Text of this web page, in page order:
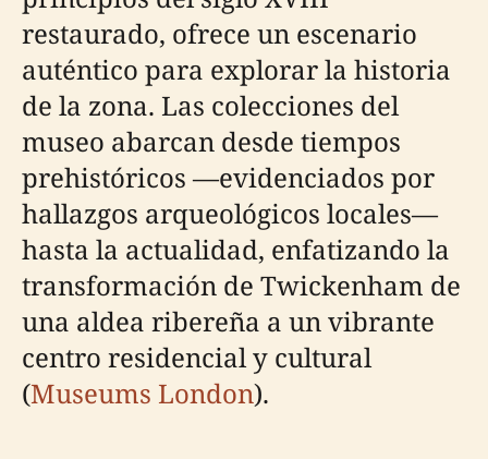
restaurado, ofrece un escenario
auténtico para explorar la historia
de la zona. Las colecciones del
museo abarcan desde tiempos
prehistóricos —evidenciados por
hallazgos arqueológicos locales—
hasta la actualidad, enfatizando la
transformación de Twickenham de
una aldea ribereña a un vibrante
centro residencial y cultural
(Museums London).